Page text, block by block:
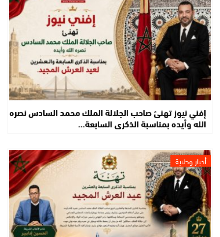
إفني نيوز تهنئ صاحب الجلالة الملك محمد السادس نصره
الله وأيده بمناسبة الذكرى السابعة…
أخبار وطنية